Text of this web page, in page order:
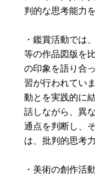
判的な思考能力
・鑑賞活動では
等の作品図版を
の印象を語り合
習が行われてい
動とを実践的に
話しながら、異
通点を判断し、
は、批判的思考
・美術の創作活